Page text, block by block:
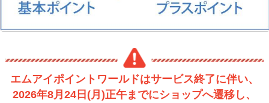
エムアイポイントワールドはサービス終了に伴い、
2026年8月24日(月)正午までにショップへ遷移し、